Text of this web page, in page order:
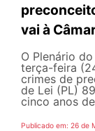
vai à
O Plenário
terça-feira
crimes de
de Lei (PL)
cinco anos
Publicado em: 26 de